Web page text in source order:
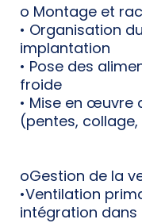
o Montage et
• Organisation
implantation
• Pose des
froide
• Mise en œuvre
(pentes,
oGestion de la
•Ventilation
intégration dans